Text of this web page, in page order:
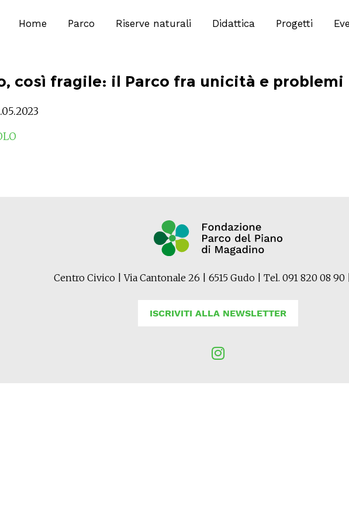
Home Parco Riserve naturali Didattica Progetti
così fragile: il Parco fra unicità e problemi
Centro Civico | Via Cantonale 26 | 6515 Gudo | Tel. 091 820 08 90 |
ISCRIVITI ALLA NEWSLETTER